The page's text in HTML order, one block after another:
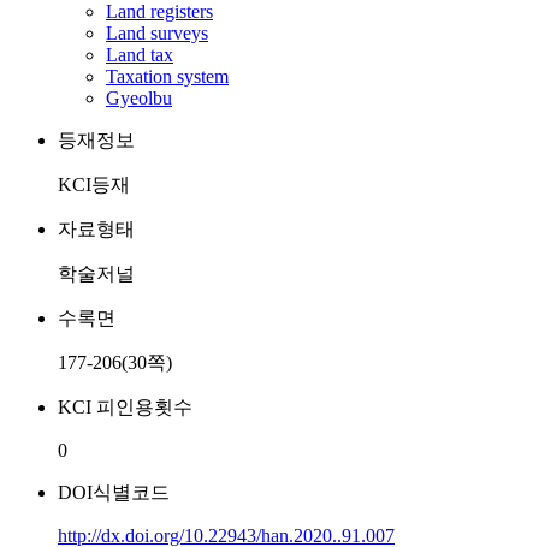
Land registers
Land surveys
Land tax
Taxation system
Gyeolbu
등재정보
KCI등재
자료형태
학술저널
수록면
177-206(30쪽)
KCI 피인용횟수
0
DOI식별코드
http://dx.doi.org/10.22943/han.2020..91.007